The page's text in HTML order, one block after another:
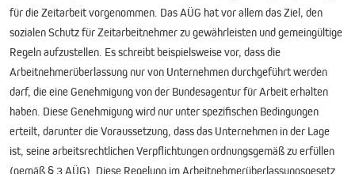
für die Zeitarbeit vorgenommen. Das AÜG hat vor allem das Ziel, den
sozialen Schutz für Zeitarbeitnehmer zu gewährleisten und gemeingültige
Regeln aufzustellen. Es schreibt beispielsweise vor, dass die
Arbeitnehmerüberlassung nur von Unternehmen durchgeführt werden
darf, die eine Genehmigung von der Bundesagentur für Arbeit erhalten
haben. Diese Genehmigung wird nur unter spezifischen Bedingungen
erteilt, darunter die Voraussetzung, dass das Unternehmen in der Lage
ist, seine arbeitsrechtlichen Verpflichtungen ordnungsgemäß zu erfüllen
(gemäß § 3 AÜG). Diese Regelung im Arbeitnehmerüberlassungsgesetz